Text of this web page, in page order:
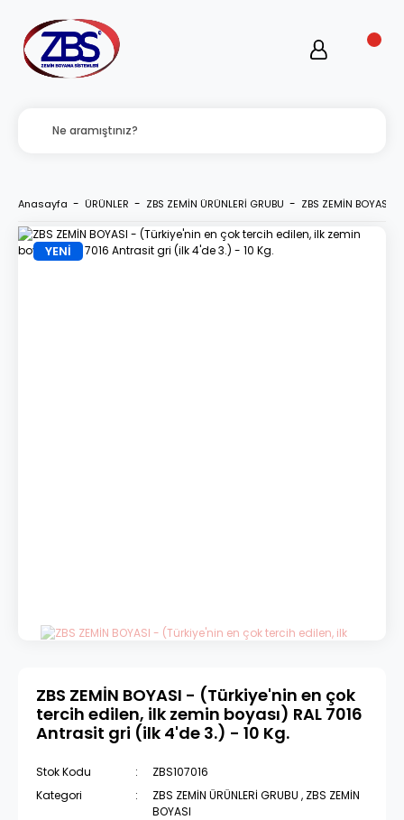
Anasayfa ÜRÜNLER ZBS ZEMİN ÜRÜNLERİ GRUBU ZBS ZEMİN
YENİ
ZBS ZEMİN BOYASI - (Türkiye'nin en çok
tercih edilen, ilk zemin boyası) RAL 7016
Antrasit gri (ilk 4'de 3.) - 10 Kg.
Stok Kodu
ZBS107016
Kategori
ZBS ZEMİN ÜRÜNLERİ GRUBU , ZBS ZEMİN
BOYASI